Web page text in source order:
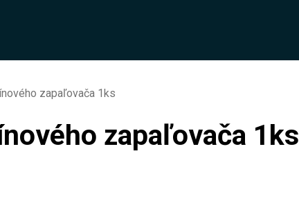
zapaľovača 1ks
zapaľovača 1ks